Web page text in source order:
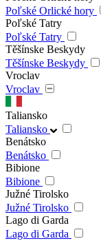
Poľské Orlické hory
Poľské Tatry
Poľské Tatry
Těšínske Beskydy
Těšínske Beskydy
Vroclav
Vroclav
Taliansko
Taliansko
Benátsko
Benátsko
Bibione
Bibione
Južné Tirolsko
Južné Tirolsko
Lago di Garda
Lago di Garda